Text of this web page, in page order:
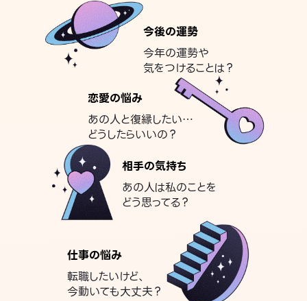
今後の運勢
今年の運勢や
気をつけることは？
恋愛の悩み
あの人と復縁したい…
どうしたらいいの？
相手の気持ち
あの人は私のことを
どう思ってる？
仕事の悩み
転職したいけど、
今動いても大丈夫？